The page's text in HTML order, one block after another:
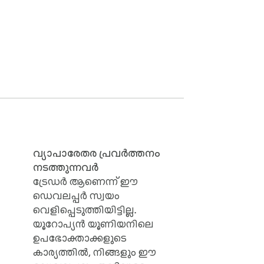
മാത്രം ആശ്രയിക്കേണ്ടതുണ്ട്.
(മൂവീസ്, ഗെയിമുകൾ, അനിമേ)
അടുത്ത നേരിട്ടുള്ള ലിങ്ക് നേടുക.
വ്യാപാരേതര പ്രവർത്തനം
നടത്തുന്നവർ
ട്രേഡർ ആണെന്ന് ഈ
ഡെവലപ്പർ സ്വയം
വെളിപ്പെടുത്തിയിട്ടില്ല.
യൂറോപ്യൻ യൂണിയനിലെ
ഉപഭോക്താക്കളുടെ
കാര്യത്തിൽ, നിങ്ങളും ഈ